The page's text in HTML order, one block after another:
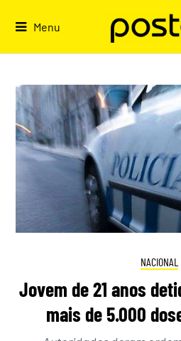
Menu
NACIONAL
Jovem de 21 anos
mais de 5.000